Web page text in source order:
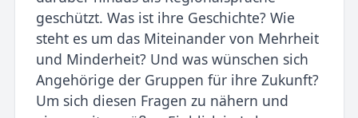
geschützt. Was ist ihre Geschichte? Wie
steht es um das Miteinander von Mehrheit
und Minderheit? Und was wünschen sich
Angehörige der Gruppen für ihre Zukunft?
Um sich diesen Fragen zu nähern und